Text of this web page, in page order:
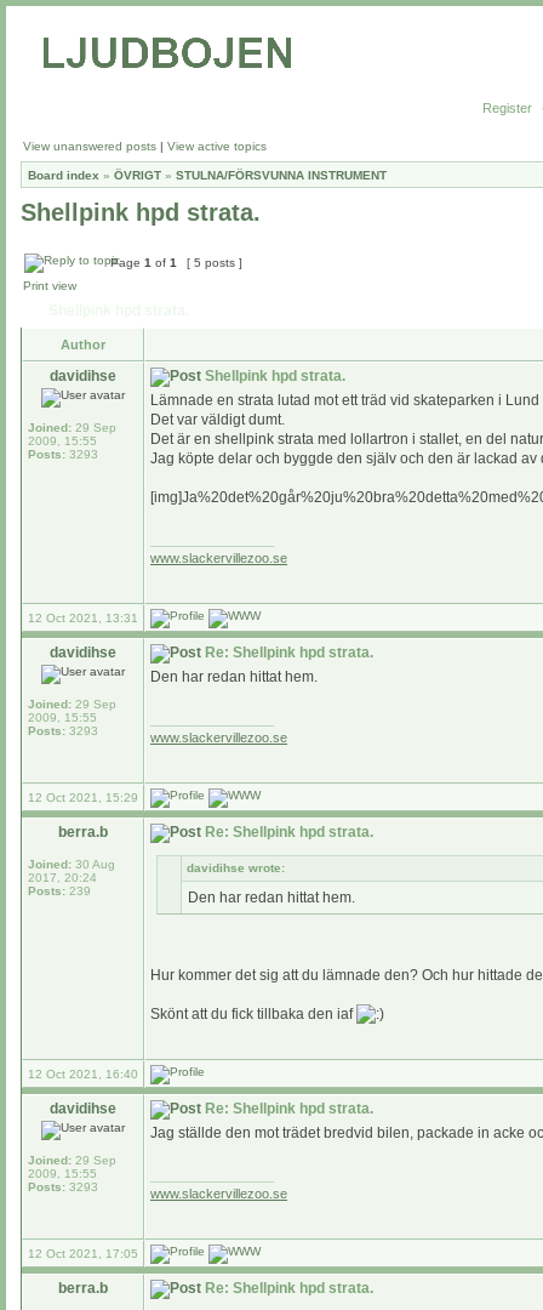
Register
View unanswered posts | View active topics
Board index » ÖVRIGT » STULNA/FÖRSVUNNA INSTRUMENT
Shellpink hpd strata.
Page 1 of 1
[ 5 posts ]
Print view
Author
davidihse
Joined: 29 Sep
2009, 15:55
Posts: 3293
Shellpink hpd strata.
Lämnade en strata lutad mot ett träd vid skateparken i
Det var väldigt dumt.
Det är en shellpink strata med lollartron i stallet, en del
Jag köpte delar och byggde den själv och den är lackad
www.slackervillezoo.se
12 Oct 2021, 13:31
davidihse
Joined: 29 Sep
2009, 15:55
Posts: 3293
Re: Shellpink hpd strata.
Den har redan hittat hem.
www.slackervillezoo.se
12 Oct 2021, 15:29
berra.b
Joined: 30 Aug
2017, 20:24
Posts: 239
Re: Shellpink hpd strata.
davidihse wrote:
Den har redan hittat hem.
Hur kommer det sig att du lämnade den? Och hur hittade
Skönt att du fick tillbaka den iaf
12 Oct 2021, 16:40
davidihse
Joined: 29 Sep
2009, 15:55
Posts: 3293
Re: Shellpink hpd strata.
Jag ställde den mot trädet bredvid bilen, packade in acke
www.slackervillezoo.se
12 Oct 2021, 17:05
berra.b Re: Shellpink hpd strata.